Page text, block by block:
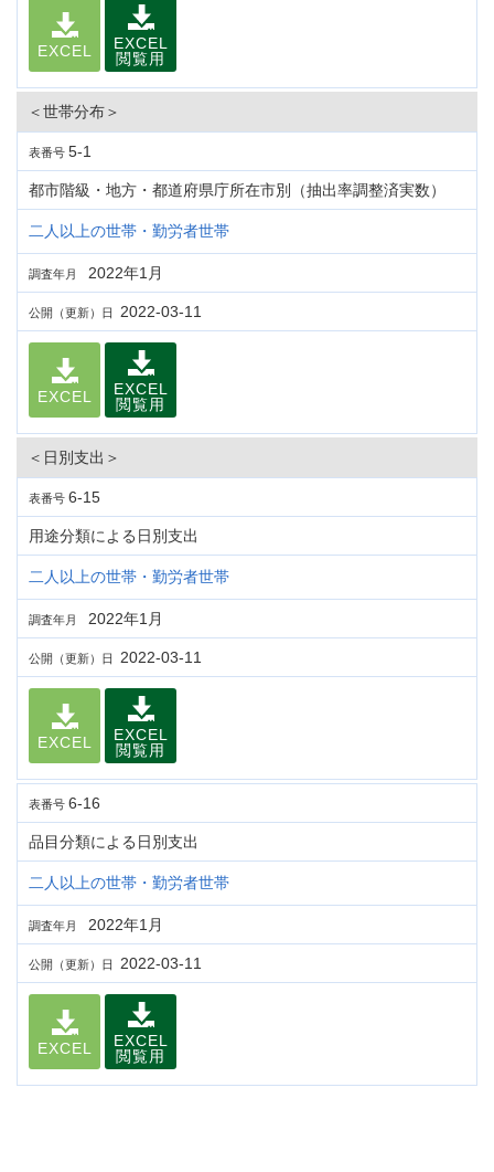
EXCEL
EXCEL
閲覧用
＜世帯分布＞
表番号 5-1
都市階級・地方・都道府県庁所在市別（抽出率調整済実数）
二人以上の世帯・勤労者世帯
調査年月 2022年1月
公開（更新）日 2022-03-11
EXCEL
EXCEL
閲覧用
＜日別支出＞
表番号 6-15
用途分類による日別支出
二人以上の世帯・勤労者世帯
調査年月 2022年1月
公開（更新）日 2022-03-11
EXCEL
EXCEL
閲覧用
表番号 6-16
品目分類による日別支出
二人以上の世帯・勤労者世帯
調査年月 2022年1月
公開（更新）日 2022-03-11
EXCEL
EXCEL
閲覧用